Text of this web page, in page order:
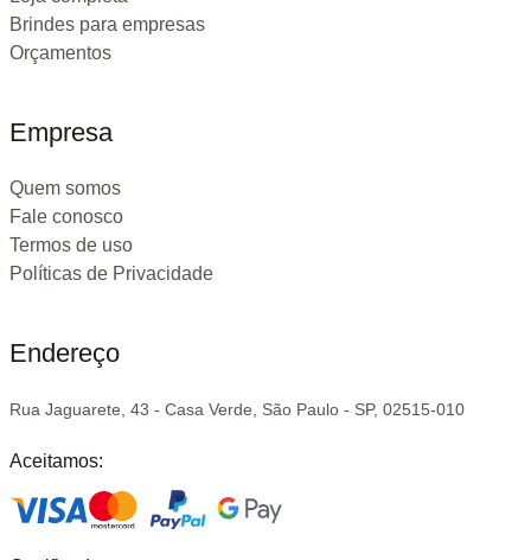
Brindes para empresas
Orçamentos
Empresa
Quem somos
Fale conosco
Termos de uso
Políticas de Privacidade
Endereço
Rua Jaguarete, 43 - Casa Verde, São Paulo - SP, 02515-010
Aceitamos: